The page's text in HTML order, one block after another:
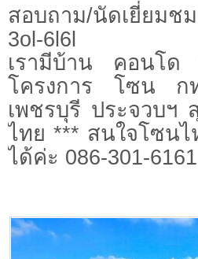
สอบถาม/นัดเยี่ยม
3ol-6l6l
เรามีบ้าน คอนโด
โครงการ โซน
เพชรบุรี ประจวบฯ
ไทย *** สนใจโซน
ได้ค่ะ 086-301-